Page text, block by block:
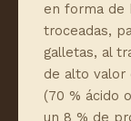
en forma de
troceadas,
galletas, al
de alto valor
(70 % ácido
un 8 % de